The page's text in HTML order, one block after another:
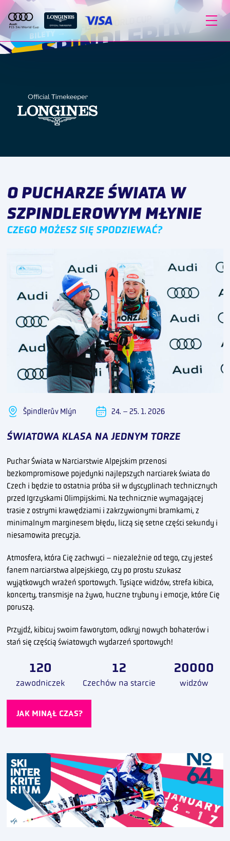
BILETY →
O PUCHARZE ŚWIATA W
SZPINDLEROWYM MŁYNIE
CZEGO MOŻESZ SIĘ SPODZIEWAĆ?
Špindlerův Mlýn 24. – 25. 1. 2026
ŚWIATOWA KLASA NA JEDNYM TORZE
Puchar Świata w Narciarstwie Alpejskim przenosi
bezkompromisowe pojedynki najlepszych narciarek świata do
Czech i będzie to ostatnia próba sił w dyscyplinach technicznych
przed Igrzyskami Olimpijskimi. Na technicznie wymagającej
trasie z ostrymi krawędziami i zakrzywionymi bramkami, z
minimalnym marginesem błędu, liczą się setne części sekundy i
niesamowita precyzja.
Atmosfera, która Cię zachwyci – niezależnie od tego, czy jesteś
fanem narciarstwa alpejskiego, czy po prostu szukasz
wyjątkowych wrażeń sportowych. Tysiące widzów, strefa kibica,
koncerty, transmisje na żywo, huczne trybuny i emocje, które Cię
poruszą.
Przyjdź, kibicuj swoim faworytom, odkryj nowych bohaterów i
stań się częścią światowych wydarzeń sportowych!
120
zawodniczek
12
Czechów na starcie
20000
widzów
JAK MINĄŁ CZAS?